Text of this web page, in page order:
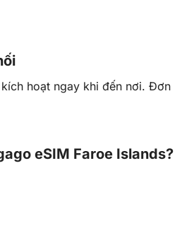
hoạt ngay khi đến nơi. Đơn
eSIM Faroe Islands?